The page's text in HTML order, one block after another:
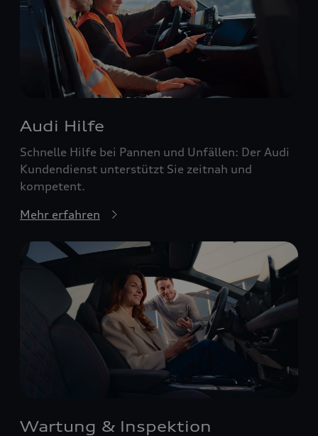
Audi Hilfe
Schnelle Hilfe bei Pannen und Unfällen: Der Audi
Kundendienst unterstützt Sie zeitnah und
kompetent.
Mehr erfahren
Wartung & Inspektion